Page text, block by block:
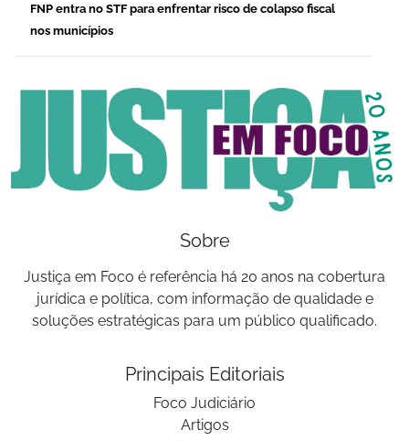
FNP entra no STF para enfrentar risco de colapso fiscal
nos municípios
Sobre
Justiça em Foco é referência há 20 anos na cobertura
jurídica e política, com informação de qualidade e
soluções estratégicas para um público qualificado.
Principais Editoriais
Foco Judiciário
Artigos